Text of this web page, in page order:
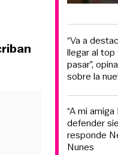
“Va a
llegar al
pasar”,
sobre la
“A mi
defender
responde
Nunes